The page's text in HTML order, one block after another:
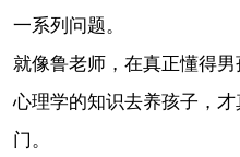
一系列问题。
就像鲁老师，在真正懂得
心理学的知识去养孩子，
门。